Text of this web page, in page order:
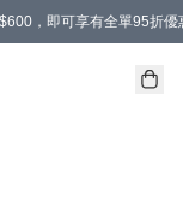
，即可享有全單95折優
折扣後），可享有